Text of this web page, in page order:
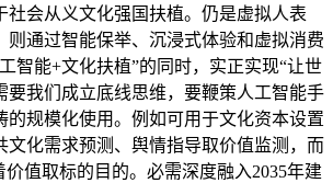
社会从义文化强国扶植。仍是虚拟人表
则通过智能保举、沉浸式体验和虚拟消费
智能+文化扶植”的同时，实正实现“让世
要我们成立底线思维，要鞭策人工智能手
的规模化使用。例如可用于文化资本设置
文化需求预测、舆情指导取价值监测，而
价值取标的目的。必需深度融入2035年建